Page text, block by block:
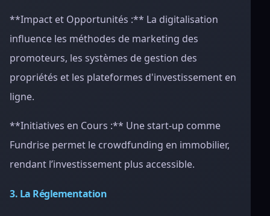
**Impact et Opportunités :** La digitalisation
influence les méthodes de marketing des
promoteurs, les systèmes de gestion des
propriétés et les plateformes d'investissement en
ligne.
**Initiatives en Cours :** Une start-up comme
Fundrise permet le crowdfunding en immobilier,
rendant l’investissement plus accessible.
3. La Réglementation